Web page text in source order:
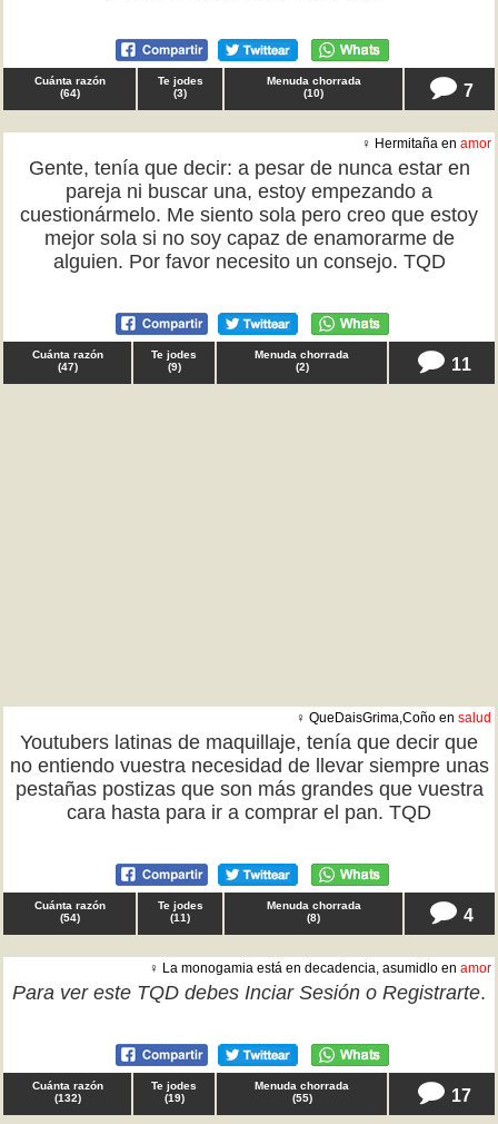
Cuánta razón
(64)
Te jodes
(3)
Menuda chorrada
(10) 7
♀ Hermitaña en amor
Gente, tenía que decir: a pesar de nunca estar en
pareja ni buscar una, estoy empezando a
cuestionármelo. Me siento sola pero creo que estoy
mejor sola si no soy capaz de enamorarme de
alguien. Por favor necesito un consejo. TQD
Cuánta razón
(47)
Te jodes
(9)
Menuda chorrada
(2) 11
♀ QueDaisGrima,Coño en salud
Youtubers latinas de maquillaje, tenía que decir que
no entiendo vuestra necesidad de llevar siempre unas
pestañas postizas que son más grandes que vuestra
cara hasta para ir a comprar el pan. TQD
Cuánta razón
(54)
Te jodes
(11)
Menuda chorrada
(8) 4
♀ La monogamia está en decadencia, asumidlo en amor
Para ver este TQD debes Inciar Sesión o Registrarte.
Cuánta razón
(132)
Te jodes
(19)
Menuda chorrada
(55) 17